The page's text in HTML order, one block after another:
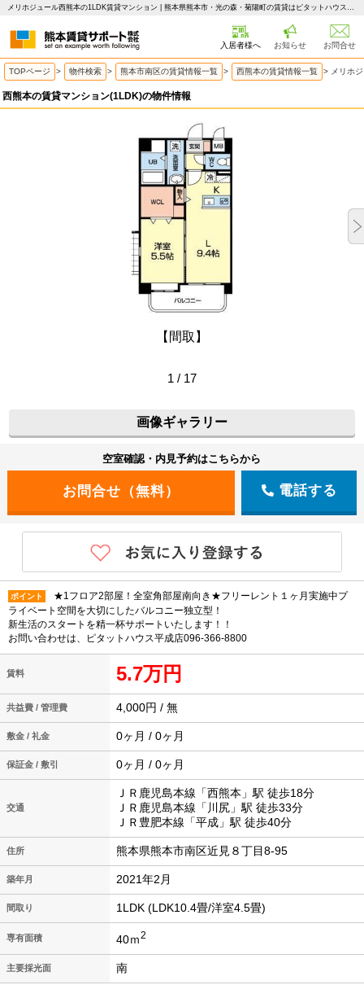
メリホジュール西熊本の1LDK賃貸マンション | 熊本県熊本市・光の森・菊陽町の賃貸はピタットハウス 熊本賃貸サポート
入居者様へ お知らせ お問合せ
TOPページ > 物件検索 > 熊本市南区の賃貸情報一覧 > 西熊本の賃貸情報一覧 > メリホ
西熊本の賃貸マンション(1LDK)の物件情報
【間取】
1 / 17
画像ギャラリー
空室確認・内見予約はこちらから
電話する
ポイント
★1フロア2部屋！全室角部屋南向き★フリーレント１ヶ月実施中プ
ライベート空間を大切にしたバルコニー独立型！
新生活のスタートを精一杯サポートいたします！！
お問い合わせは、ピタットハウス平成店096-366-8800
賃料 5.7万円
共益費 / 管理費 4,000円 / 無
敷金 / 礼金 0ヶ月 / 0ヶ月
保証金 / 敷引 0ヶ月 / 0ヶ月
交通
ＪＲ鹿児島本線「西熊本」駅 徒歩18分
ＪＲ鹿児島本線「川尻」駅 徒歩33分
ＪＲ豊肥本線「平成」駅 徒歩40分
住所 熊本県熊本市南区近見８丁目8-95
築年月 2021年2月
間取り 1LDK (LDK10.4畳/洋室4.5畳)
専有面積 40ｍ2
主要採光面 南